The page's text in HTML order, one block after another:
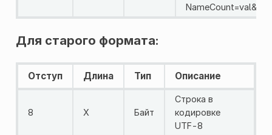
Для старого формата:
Отступ Длина Тип Описание
8 X Байт
Строка в
кодировке
UTF-8